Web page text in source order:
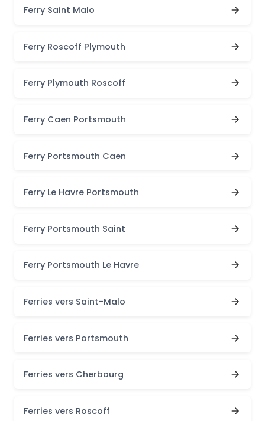
Ferry Saint Malo
Ferry Roscoff Plymouth
Ferry Plymouth Roscoff
Ferry Caen Portsmouth
Ferry Portsmouth Caen
Ferry Le Havre Portsmouth
Ferry Portsmouth Saint
Ferry Portsmouth Le Havre
Ferries vers Saint-Malo
Ferries vers Portsmouth
Ferries vers Cherbourg
Ferries vers Roscoff